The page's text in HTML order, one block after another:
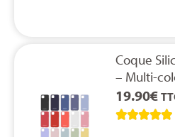
Coque
– Multi-
19.90€
